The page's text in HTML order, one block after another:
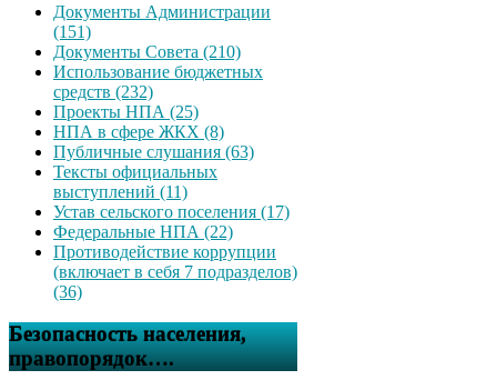
Документы Администрации
(151)
Документы Совета (210)
Использование бюджетных
средств (232)
Проекты НПА (25)
НПА в сфере ЖКХ (8)
Публичные слушания (63)
Тексты официальных
выступлений (11)
Устав сельского поселения (17)
Федеральные НПА (22)
Противодействие коррупции
(включает в себя 7 подразделов)
(36)
Безопасность населения,
правопорядок….